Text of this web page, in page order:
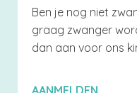
Ben je nog niet
graag zwanger
dan aan voor ons
AANMELDEN